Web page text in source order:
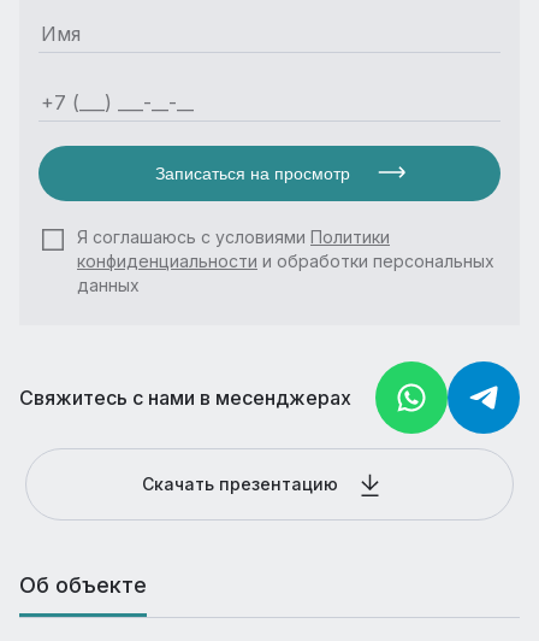
Записаться на просмотр
Я соглашаюсь с условиями Политики
конфиденциальности и обработки персональных
данных
Свяжитесь с нами в месенджерах
Скачать презентацию
Об объекте